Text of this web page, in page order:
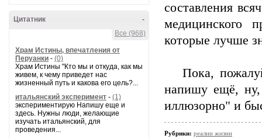
-
Цитатник
Все (968)
Храм Истины, впечатления от
Перуанки - (0)
Храм Истины "Кто мы и откуда, как мы
живем, к чему приведет нас
жизненный путь и какова его цель?...
итальянский эксперимент - (1)
экспериментирую Напишу еще и
здесь. Нужны люди, желающие
изучать итальянский, для
проведения...
составления
медицинского
которые лучше
Пока,
напишу ещё, ну,
иллюзорно" и
Рубрики: реалии жизни